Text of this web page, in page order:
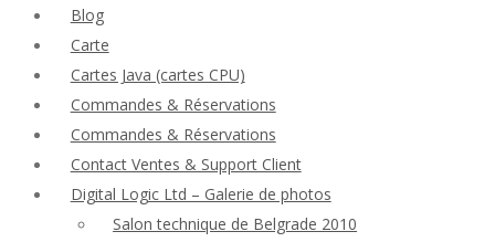
Blog
Carte
Cartes Java (cartes CPU)
Commandes & Réservations
Commandes & Réservations
Contact Ventes & Support Client
Digital Logic Ltd – Galerie de photos
Salon technique de Belgrade 2010